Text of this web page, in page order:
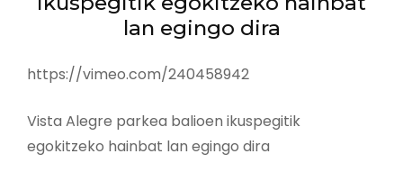
lan egingo dira
https://vimeo.com/240458942
Vista Alegre parkea balioen ikuspegitik
egokitzeko hainbat lan egingo dira